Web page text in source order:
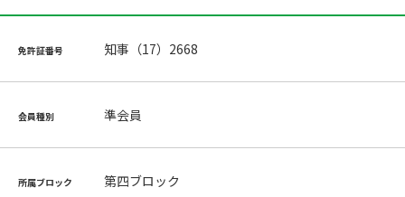
免許証番号 知事（17）2668
会員種別 準会員
所属ブロック 第四ブロック